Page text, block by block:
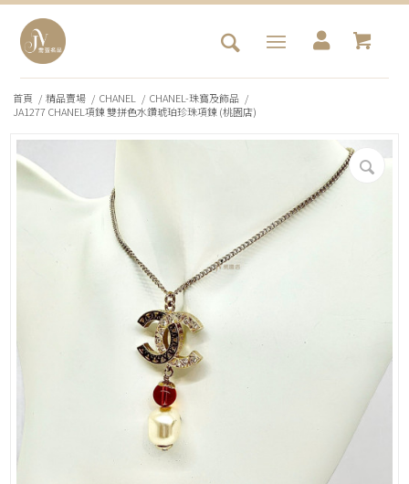
首頁 / 精品賣場 / CHANEL / CHANEL-珠寶及飾品 /
JA1277 CHANEL項鍊 雙拼色水鑽琥珀珍珠項鍊 (桃園店)